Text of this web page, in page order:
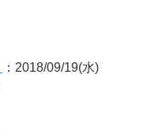
：2018/09/19(水)